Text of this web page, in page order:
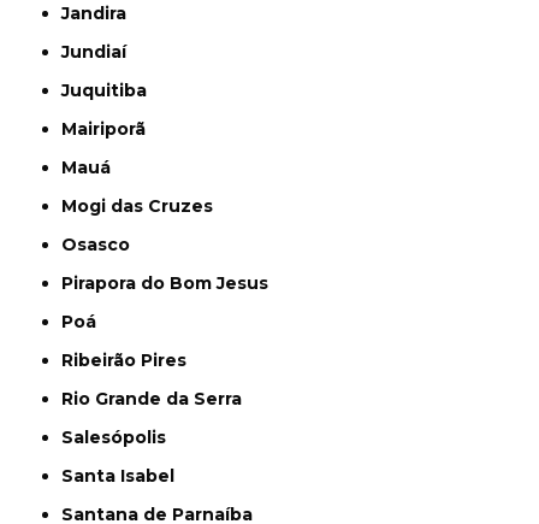
Jandira
Jundiaí
Juquitiba
Mairiporã
Mauá
Mogi das Cruzes
Osasco
Pirapora do Bom Jesus
Poá
Ribeirão Pires
Rio Grande da Serra
Salesópolis
Santa Isabel
Santana de Parnaíba